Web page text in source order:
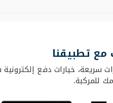
تطبيقنا
سريعة، خيارات دفع
للمركبة.